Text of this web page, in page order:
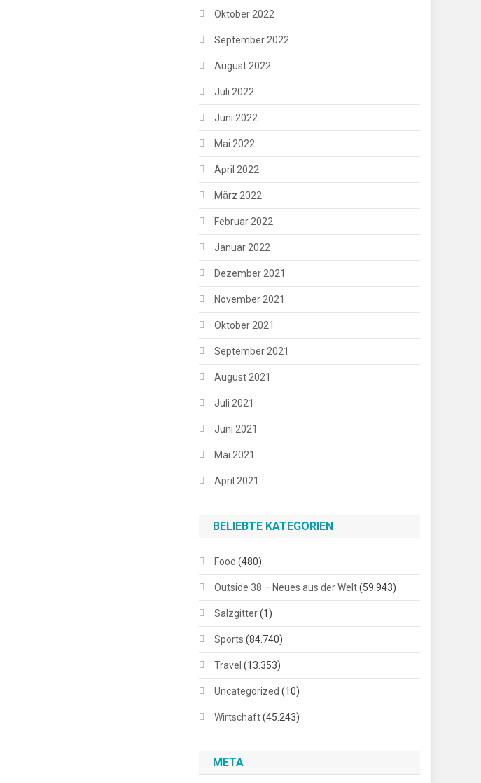
Oktober 2022
September 2022
August 2022
Juli 2022
Juni 2022
Mai 2022
April 2022
März 2022
Februar 2022
Januar 2022
Dezember 2021
November 2021
Oktober 2021
September 2021
August 2021
Juli 2021
Juni 2021
Mai 2021
April 2021
BELIEBTE KATEGORIEN
Food (480)
Outside 38 – Neues aus der Welt(59.943)
Salzgitter(1)
Sports (84.740)
Travel (13.353)
Uncategorized (10)
Wirtschaft(45.243)
META